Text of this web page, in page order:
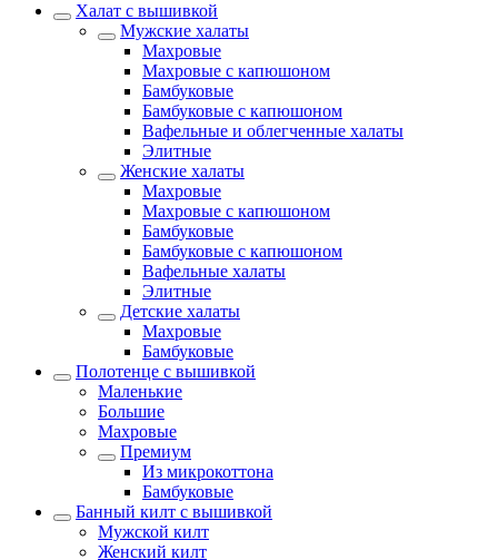
Халат с вышивкой
Мужские халаты
Махровые
Махровые с капюшоном
Бамбуковые
Бамбуковые с капюшоном
Вафельные и облегченные халаты
Элитные
Женские халаты
Махровые
Махровые с капюшоном
Бамбуковые
Бамбуковые с капюшоном
Вафельные халаты
Элитные
Детские халаты
Махровые
Бамбуковые
Полотенце с вышивкой
Маленькие
Большие
Махровые
Премиум
Из микрокоттона
Бамбуковые
Банный килт с вышивкой
Мужской килт
Женский килт